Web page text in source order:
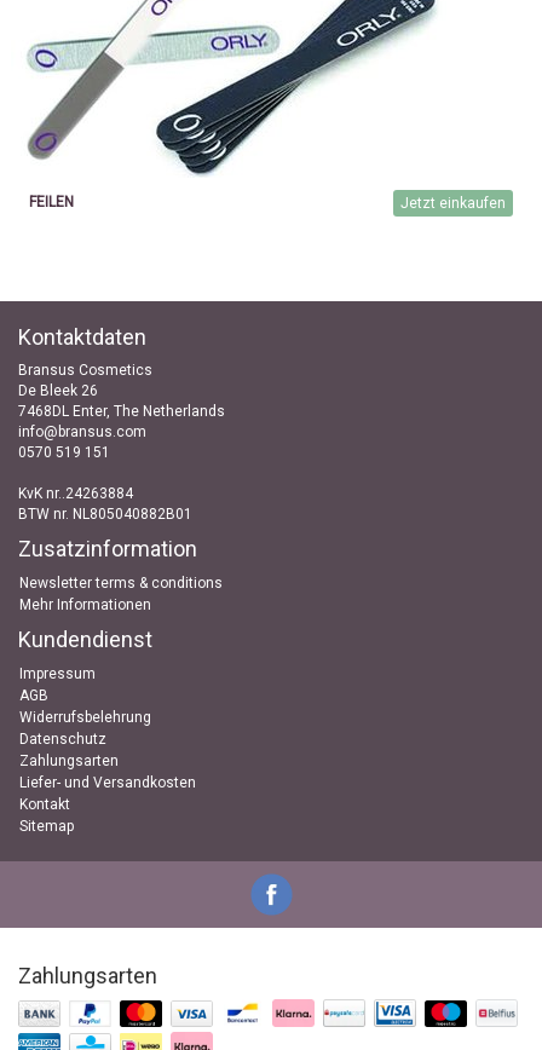
FEILEN Jetzt einkaufen
Kontaktdaten
Bransus Cosmetics
De Bleek 26
7468DL Enter, The Netherlands
info@bransus.com
0570 519 151
KvK nr..24263884
BTW nr. NL805040882B01
Zusatzinformation
Newsletter terms & conditions
Mehr Informationen
Kundendienst
Impressum
AGB
Widerrufsbelehrung
Datenschutz
Zahlungsarten
Liefer- und Versandkosten
Kontakt
Sitemap
Zahlungsarten